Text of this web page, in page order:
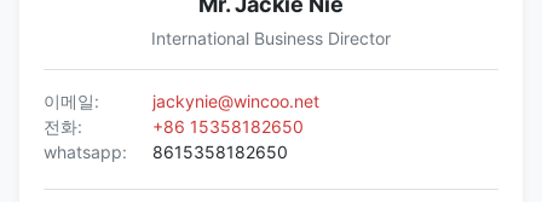
International Business Director
이메일:
jackynie@wincoo.net
전화:
+86 15358182650
whatsapp:
8615358182650